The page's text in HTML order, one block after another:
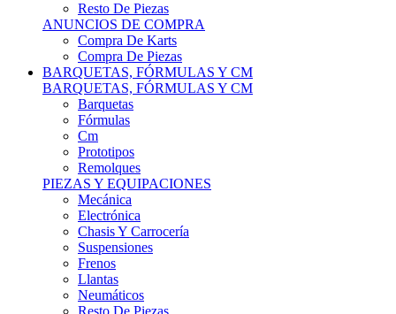
Resto De Piezas
ANUNCIOS DE COMPRA
Compra De Karts
Compra De Piezas
BARQUETAS, FÓRMULAS Y CM
BARQUETAS, FÓRMULAS Y CM
Barquetas
Fórmulas
Cm
Prototipos
Remolques
PIEZAS Y EQUIPACIONES
Mecánica
Electrónica
Chasis Y Carrocería
Suspensiones
Frenos
Llantas
Neumáticos
Resto De Piezas